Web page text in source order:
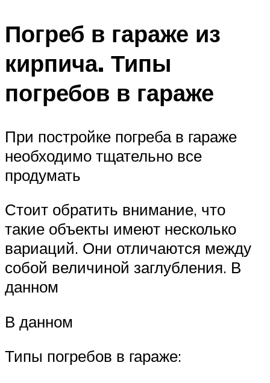
Погреб в гараже из
кирпича. Типы
погребов в гараже
При постройке погреба в гараже
необходимо тщательно все
продумать
Стоит обратить внимание, что
такие объекты имеют несколько
вариаций. Они отличаются между
собой величиной заглубления. В
данном
В данном
Типы погребов в гараже: